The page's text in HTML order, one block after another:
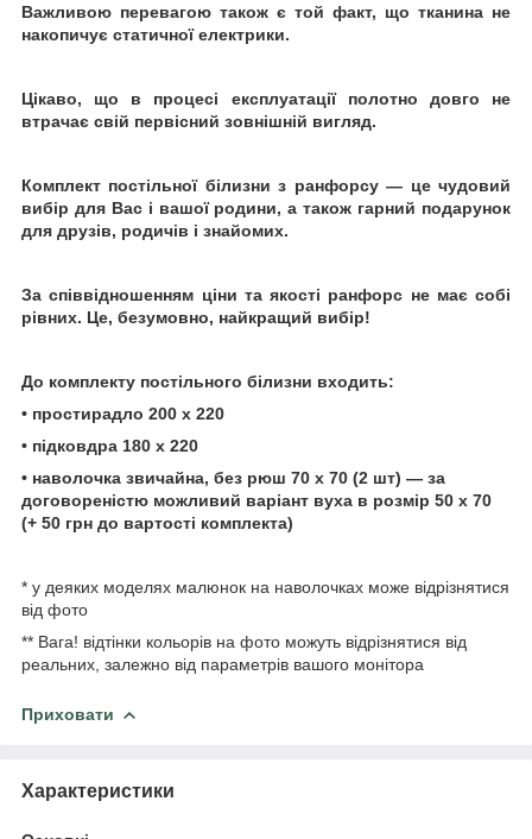
Важливою перевагою також є той факт, що тканина не
накопичує статичної електрики.
Цікаво, що в процесі експлуатації полотно довго не
втрачає свій первісний зовнішній вигляд.
Комплект постільної білизни з ранфорсу — це чудовий
вибір для Вас і вашої родини, а також гарний подарунок
для друзів, родичів і знайомих.
За співвідношенням ціни та якості ранфорс не має собі
рівних. Це, безумовно, найкращий вибір!
До комплекту постільного білизни входить:
• простирадло 200 х 220
• підковдра 180 х 220
• наволочка звичайна, без рюш 70 х 70 (2 шт) — за
договореністю можливий варіант вуха в розмір 50 х 70
(+ 50 грн до вартості комплекта)
* у деяких моделях малюнок на наволочках може відрізнятися
від фото
** Вага! відтінки кольорів на фото можуть відрізнятися від
реальних, залежно від параметрів вашого монітора
Приховати
Характеристики